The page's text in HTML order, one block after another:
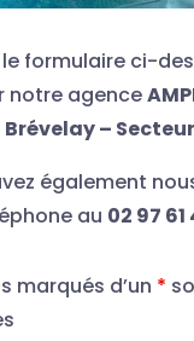
le formulaire ci-
notre agence
Brévelay –
également
au 02 97 61
marqués d’un *